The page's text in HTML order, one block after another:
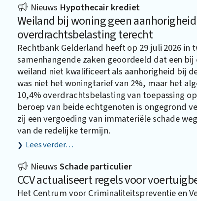
Nieuws Hypothecair krediet
Weiland bij woning geen
overdrachtsbelasting terecht
Rechtbank Gelderland heeft op 29 juli 2026 in
samenhangende zaken geoordeeld dat een
weiland niet kwalificeert als aanhorigheid bij
was niet het woningtarief van 2%, maar het
10,4% overdrachtsbelasting van toepassing
beroep van beide echtgenoten is ongegrond
zij een vergoeding van immateriële schade
van de redelijke termijn.
Lees verder…
NieuwsSchade particulier
CCV actualiseert regels voor
Het Centrum voor Criminaliteitspreventie en